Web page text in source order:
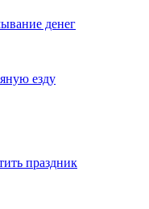
денег
езду
праздник